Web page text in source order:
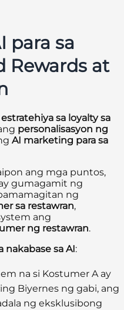
para sa
Rewards at
estratehiya sa loyalty sa
personalisasyon ng
AI marketing para sa
ang mga puntos,
gumagamit ng
ng
sa restawran,
ang
ng restawran.
nakabase sa AI:
na si Kostumer A ay
Biyernes ng gabi, ang
ng eksklusibong